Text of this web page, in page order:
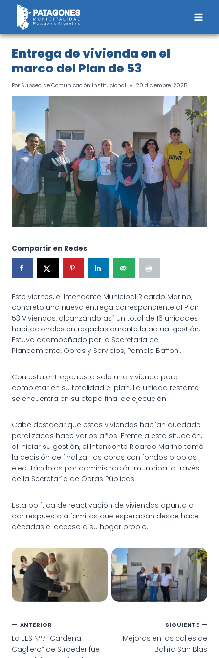
Saltar
contenido
Entrega de vivienda en el
marco del Plan de 53
Por Subsec. de Comunicación Institucional 20 diciembre, 2025
Compartir en Redes
Este viernes, el Intendente Municipal Ricardo Marino,
concretó una nueva entrega correspondiente al Plan
53 Viviendas, alcanzando así un total de 16 unidades
habitacionales entregadas durante la actual gestión.
Estuvo acompañado por la Secretaria de
Planeamiento, Obras y Servicios, Pamela Baffoni.
Con esta entrega, resta solo una vivienda para
completar en su totalidad el plan. La unidad restante
se encuentra en su etapa final de ejecución.
Cabe destacar que estas viviendas habían quedado
paralizadas hace varios años. Frente a esta situación,
al iniciar su gestión, el Intendente Ricardo Marino tomó
la decisión de finalizar las obras con fondos propios,
ejecutándolas por administración municipal a través
de la Secretaría de Obras Públicas.
Esta política de reactivación de viviendas apunta a
dar respuesta a familias que esperaban desde hace
décadas el acceso a su hogar propio.
Entrega de vivienda en el
marco del Plan de 53
Entrega de vivienda en el
marco del Plan de 53
Navegación
de
ANTERIOR
La EES N°7 “Cardenal
Cagliero” de Stroeder fue
SIGUIENTE
Mejoras en las calles de
Bahía San Blas